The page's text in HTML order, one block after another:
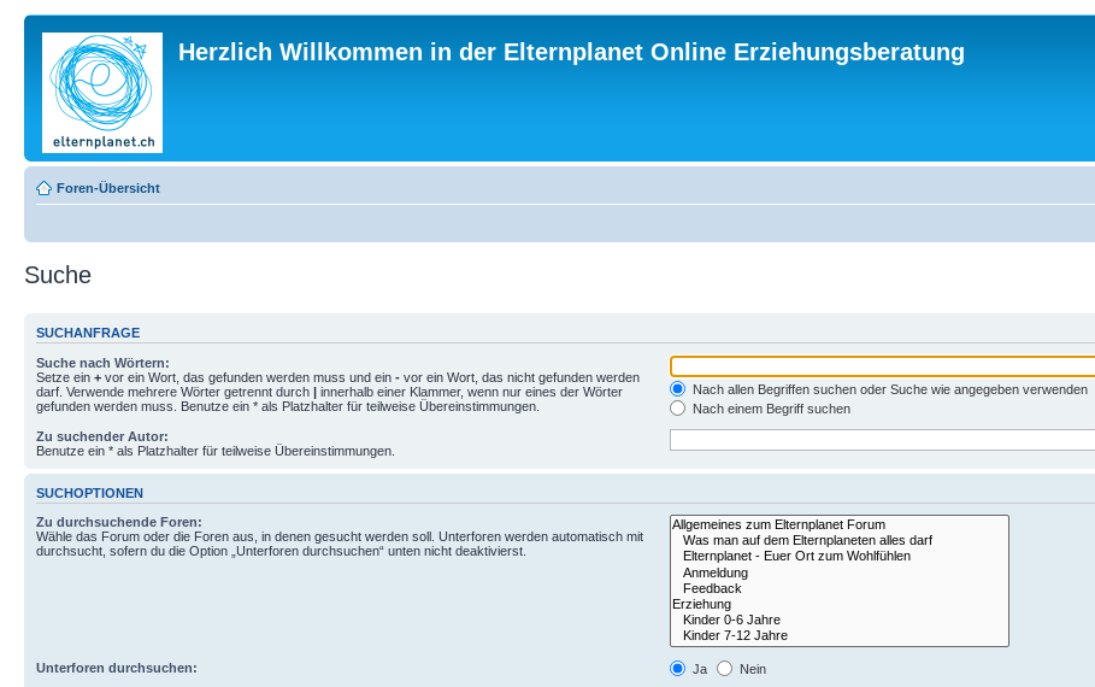
Herzlich Willkommen in der Elternplanet Online Erziehungsberatung
Foren-Übersicht
Suche
SUCHANFRAGE
Suche nach Wörtern:
Setze ein + vor ein Wort, das gefunden werden muss und ein - vor ein Wort, das nicht gefunden werden
darf. Verwende mehrere Wörter getrennt durch | innerhalb einer Klammer, wenn nur eines der Wörter
gefunden werden muss. Benutze ein * als Platzhalter für teilweise Übereinstimmungen.
Nach allen Begriffen suchen oder Suche wie angegeben verwenden
Nach einem Begriff suchen
Zu suchender Autor:
Benutze ein * als Platzhalter für teilweise Übereinstimmungen.
SUCHOPTIONEN
Zu durchsuchende Foren:
Wähle das Forum oder die Foren aus, in denen gesucht werden soll. Unterforen werden automatisch mit
durchsucht, sofern du die Option „Unterforen durchsuchen“ unten nicht deaktivierst.
Unterforen durchsuchen: Ja
Nein